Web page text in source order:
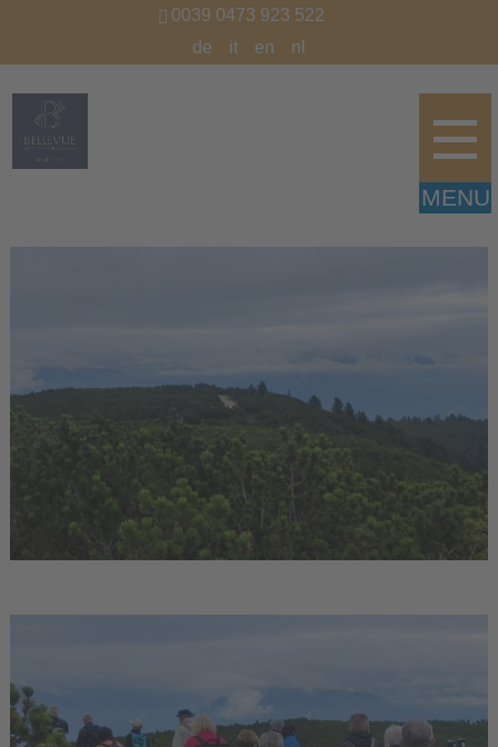
0039 0473 923 522
de
it en nl